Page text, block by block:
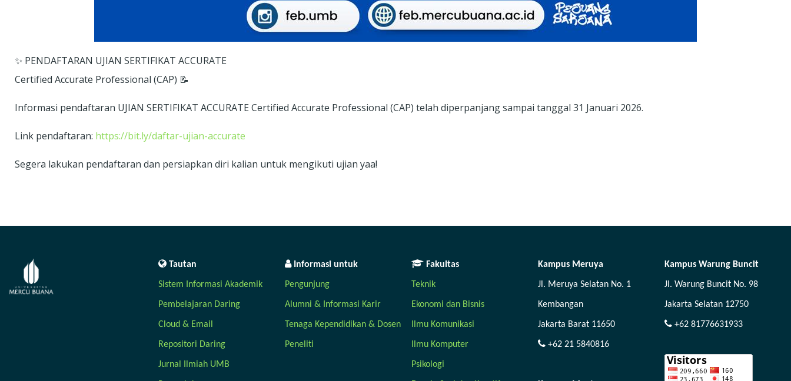
✨ PENDAFTARAN UJIAN SERTIFIKAT ACCURATE
Certified Accurate Professional (CAP) 📝
Informasi pendaftaran UJIAN SERTIFIKAT ACCURATE Certified Accurate Professional (CAP) telah diperpanjang sampai tanggal 31 Januari 2026.
Link pendaftaran: https://bit.ly/daftar-ujian-accurate
Segera lakukan pendaftaran dan persiapkan diri kalian untuk mengikuti ujian yaa!
Tautan
Sistem Informasi Akademik
Pembelajaran Daring
Cloud & Email
Repositori Daring
Jurnal Ilmiah UMB
Informasi untuk
Pengunjung
Alumni & Informasi Karir
Tenaga Kependidikan & Dosen
Peneliti
Fakultas
Teknik
Ekonomi dan Bisnis
Ilmu Komunikasi
Ilmu Komputer
Psikologi
Kampus Meruya
Jl. Meruya Selatan No. 1
Kembangan
Jakarta Barat 11650
+62 21 5840816
Kampus Warung Buncit
Jl. Warung Buncit No. 98
Jakarta Selatan 12750
+62 81776631933